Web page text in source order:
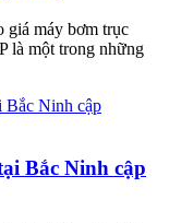
giá máy bơm trục
là một trong những
Bắc Ninh cập